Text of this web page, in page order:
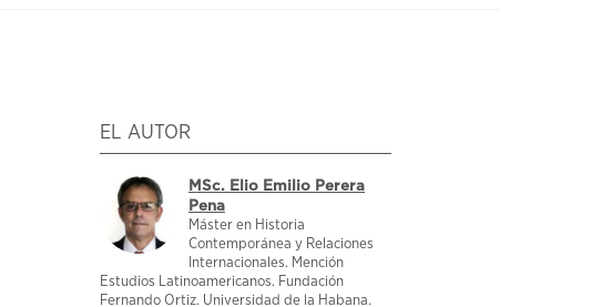
EL AUTOR
MSc. Elio Emilio Perera
Pena
Máster en Historia
Contemporánea y Relaciones
Internacionales. Mención
Estudios Latinoamericanos. Fundación
Fernando Ortiz. Universidad de la Habana.